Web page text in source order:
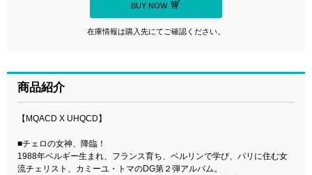
BUY NOW
在庫情報は購入先にてご確認ください。
商品紹介
【MQACD X UHQCD】
■チェロの女神、降臨！
1988年ベルギー生まれ、フランス育ち、ベルリンで学び、パリに住む女
流チェリスト、カミーユ・トマのDG第２弾アルバム。